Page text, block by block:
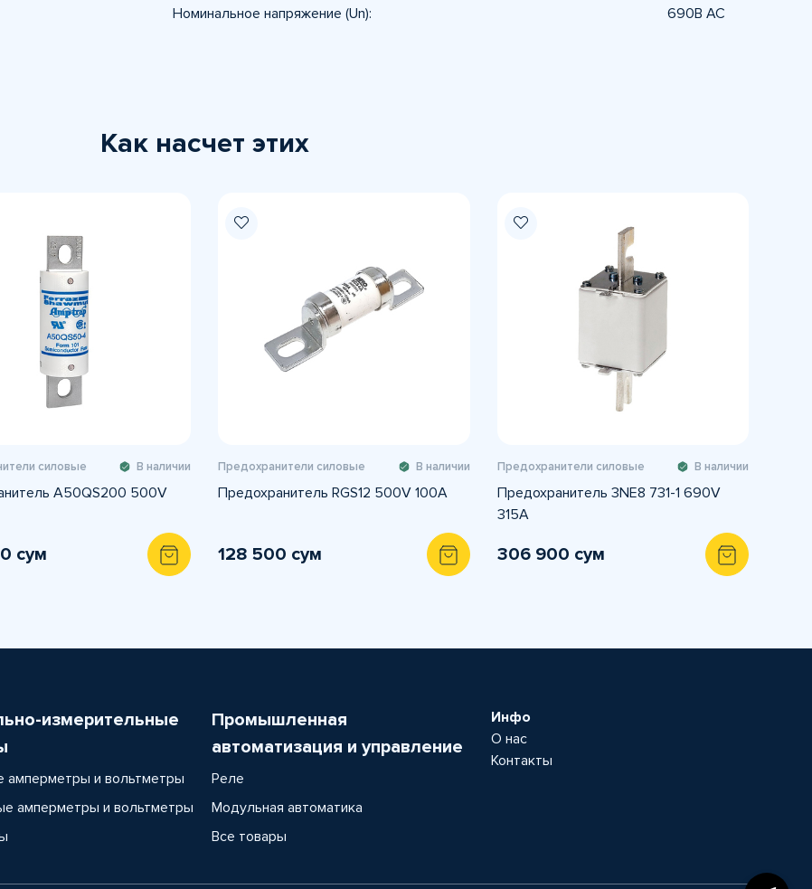
Номинальное напряжение (Un): 690В AC
Как насчет этих
силовые В наличии
A50QS200 500V
сум
Предохранители силовые В наличии
Предохранитель RGS12 500V 100A
128 500 сум
Предохранители силовые В наличии
Предохранитель 3NE8 731-1 690V
315A
306 900 сум
измерительные
и вольтметры
амперметры и вольтметры
Промышленная
автоматизация и управление
Реле
Модульная автоматика
Все товары
Инфо
О нас
Контакты